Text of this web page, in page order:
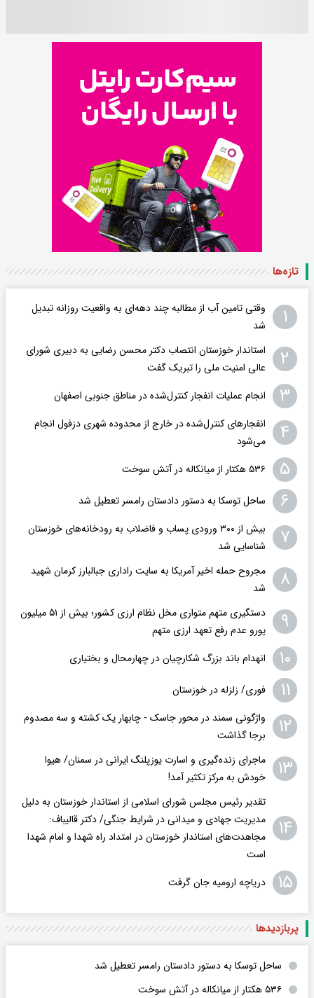
تازه‌ها
۱
وقتی تامین آب از مطالبه چند دهه‌ای به واقعیت روزانه تبدیل
شد
۲
استاندار خوزستان انتصاب دکتر محسن رضایی به دبیری شورای
عالی امنیت ملی را تبریک گفت
۳ انجام عملیات انفجار کنترل‌شده در مناطق جنوبی اصفهان
۴
انفجارهای کنترل‌شده در خارج از محدوده شهری دزفول انجام
می‌شود
۵ ۵۳۶ هکتار از میانکاله در آتش سوخت
۶ ساحل توسکا به دستور دادستان رامسر تعطیل شد
۷
بیش از ۳۰۰ ورودی پساب و فاضلاب به رودخانه‌های خوزستان
شناسایی شد
۸
مجروح حمله اخیر آمریکا به سایت راداری جبالبارز کرمان شهید
شد
۹
دستگیری متهم متواری مخل نظام ارزی کشور؛ بیش از ۵۱ میلیون
یورو عدم رفع تعهد ارزی متهم
۱۰ انهدام باند بزرگ شکارچیان در چهارمحال و بختیاری
۱۱ فوری/ زلزله در خوزستان
۱۲
واژگونی سمند در محور جاسک - چابهار یک کشته و سه مصدوم
برجا گذاشت
۱۳
ماجرای زنده‌گیری و اسارت یوزپلنگ ایرانی در سمنان/ هیوا
خودش به مرکز تکثیر آمد!
۱۴
تقدیر رئیس مجلس شورای اسلامی از استاندار خوزستان به دلیل
مدیریت جهادی و میدانی در شرایط جنگی/ دکتر قالیباف:
مجاهدت‌های استاندار خوزستان در امتداد راه شهدا و امام شهدا
است
۱۵ دریاچه ارومیه جان گرفت
پربازدید‌ها
ساحل توسکا به دستور دادستان رامسر تعطیل شد
۵۳۶ هکتار از میانکاله در آتش سوخت